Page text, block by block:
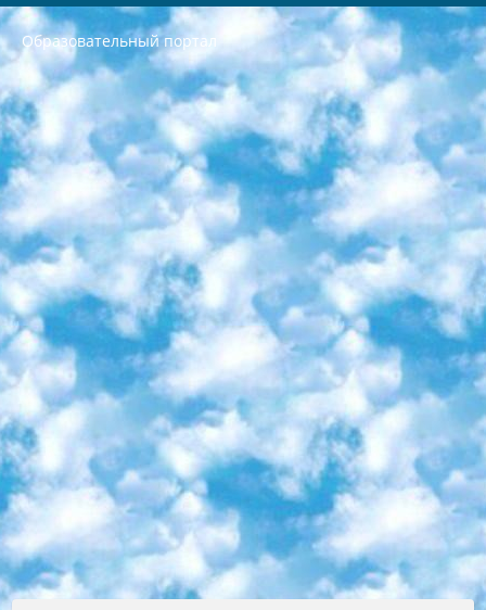
Образовательный портал
РЕСПУБЛИКА УЗБЕКИСТАН МИНИСТРЕРСТВО ДОШКОЛЬНОГО И ШКОЛЬНОГО ОБРАЗОВАНИЯ КОМАНДА в общеобразовательных учреждениях в 2023-2024 учебном году организация и проведение итоговой государственной аттестации обучающихся о Министра дошкольного и школьного образования Республики Узбекистан от 4 марта 2008 года (постановлением Минюста от 20 марта 2008 года № 1778 государственной регистрации) «Итоговое состояние учащихся общего среднего образования на основании положения об утверждении положения об аттестации общего среднего образования выпускной экзамен студентов в образовательных учреждениях в 2023-2024 учебном году В целях организации и прохождения аттестации приказываю: 1. Следующее: перечень предметов, по которым будет проводиться итоговая государственная аттестация и экзамен формы перевода согласно приложению 1; сертификаты международного образца, оценивающие уровень владения иностранными языками перечень согласно приложению 2; 2. Педагогический при специализированных образовательных учреждениях. научно-практический центр квалификации и международной оценки (Д.Давидова) 2024 г. До 25 марта: задания по предметам, по которым будет проводиться итоговая аттестация разработка и утверждение технических условий; итоговая аттестация на основании разработанного предметного задания разработка вопросов по предметам (устно и письменно), экзамен передача; общеобразовательные средние школы и специальные учебные заведения учащиеся выпускных классов школ и интернатов в агентской системе подготовка базы данных экзаменационных материалов и критериев оценки; перевод базы экзаменационных материалов на все языки обучения подать в Республиканский образовательный центр для изготовления; варианты экзаменов на основе разработанных контрольных материалов пусть будут поставлены задачи формирования. 3. Республиканский образовательный центр (Ш.Худайкулов) до 5 апреля 2024 года. до: база данных предоставленных экзаменационных материалов на все языки обучения перевод и экспертиза; для слепых, слабовидящих, глухих, слабослышащих и умственно отсталых детей учащиеся выпускных классов специализированных школ и школ-интернатов база данных экзаменационных материалов на всех преподаваемых языках подготовка критериев оценки; специализированные школы для умственно отсталых детей и технологии для учащихся выпускных классов школ-интернатов разработка соответствующих рекомендаций и критериев проведения ЕГЭ по естествознанию давать задания. 4. Педагогический при специализированных образовательных учреждениях. Научно-практический центр навыков и международной оценки (Д.Давидова), Республика образовательный центр (Худайкулов Ш.) итоговый государственный аттестационный экзамен ориентирован на творческое и логическое мышление при подготовке базы материалов учитывать введение заданий. 5. Следует отметить, что: сертификат государственного образца о знании общеобразовательного предмета и как минимум национальный уровень B1 по предметам на иностранных языках, указанным в Приложении 2. или международно признанный сертификат эквивалентного уровня студенты, изучающие определенный предмет, освобождаются от экзамена; по соответствующим предметам запланирована итоговая государственная аттестация за день до дня, путем жеребьевки Рабочей группой (в письменной форме по предметам, проводимым в форме) из числа сформированных вариантов выбрано 2 варианта; 2 выбранных варианта экзамена анонсированы на официальном сайте министерства и все выпускники по всей стране на основе этих вариантов проводит итоговую государственную аттестацию. 6. Государственное образование учащихся средних общеобразовательных учреждений. знания в соответствии с квалификационными требованиями, которые необходимо приобрести на основании стандартов итоговый (выпускной) контроль для 9 и 11 классов в целях тестирования Экзамены (далее – экзамены) состоят из предметов, перечисленных в приложении 1. будет сделано. 7. Экзамены пройдут с 26 мая по 15 июня 2024 г. (кроме науки физического воспитания). 8. Физическая для учащихся 9 классов общесредних образовательных учреждений. Экзамены по предмету «Образование, квалификация медицина» 1-6 мая 2024 года. сотрудники перевести под присмотр (с отклонениями в физическом или умственном развитии) специализированная школа для детей, школы-интернаты и со сколиозом школы-интернаты санаторного типа для больных детей исключены). 9. Он был слепым, слабовидящим и имел нарушения опорно-двигательного аппарата. экзамены в специализированных школах и интернатах для детей должны проводиться исходя из требований, предъявляемых к общеобразовательным учреждениям (физкультура кроме науки). 10. Специализированная школа для глухих и слабослышащих детей. и экзамены в интернатах и быть реализован в виде письменного теста по математике. 11. Специальность для умственно отсталых детей. Для 9 класса Родной язык и литературное письмо Государственный язык (язык обучения – узбекский). для неклассов) написано Математическое письмо Письменная/устная история Узбекистана Физическое воспитание практично Итоговый контроль Для 11 класса Написание родного языка и литературы (эссе) Математическое письмо Узбекский язык (обучение на узбекском языке) не посещающее общее среднее образование для учреждений)/Образовательное учреждение выбор письменный и устный Иностранный язык письменный/устный Письменная/устная история Узбекистана *По выбору студента:  Химия  Физика  Основы государственного права  География 10 бесплатных образовательных ресурсов - Мы составили подборку онлайн-проектов с интерактивными упражнениями, видеолекциями и статьями. Они помогут вам обрести новые и освежить старые знания бесплатно. 1. «ИНТУИТ» Старейшая образовательная площадка Рунета. Здесь вы найдёте сотни текстовых и видеокурсов на десятки различных тем — от программирования до психологии. Многие курсы подготовлены российскими университетами и крупными международными компаниями вроде Intel и Microsoft. Самостоятельное обучение бесплатное, но желающие могут оплатить услуги персональных наставников. 2. «Смартия» знакомит с актуальными профессиями и подсказывает, как им обучаться. Выбрав заинтересовавшую вас специальность — SMM-специалист, фотограф, веб-дизайнер или другую, — увидите список необходимых для неё умений. Чтобы вы могли освоить их самостоятельно, для каждого умения площадка отображает подборку ссылок на учебные материалы. Хотя «Смартия» ориентируется на русскоязычную аудиторию, часть контента всё же доступна только на английском. 3. «Лекторий Физтеха» Проект Московского физико-технического института (Физтеха). С его помощью вы можете смотреть онлайн серии лекций, записанные на видео в этом вузе. В числе доступных предметов — физика, биология, химия, информационные технологии и другие. К некоторым лекциям администрация ресурса прилагает готовые конспекты, которые можно скачивать в PDF-формате. 4. ITMOcourses Онлайн-площадка Санкт-Петербургского национального исследовательского университета информационных технологий, механики и оптики (ИТМО). Ресурс предоставляет свободный доступ к курсам, разработанным в этом вузе. Каталог материалов разбит на четыре категории: «Оптические системы и технологии», «Приборостроение и робототехника», «Информационные технологии» и «Биотехнологии». Курсы состоят из видеолекций, интерактивных демонстраций и заданий. 5. «КиберЛенинка» Электронная научная библиотека открытого доступа. Каталог площадки регулярно обрастает текстами статей из различных научных изданий. Сгруппированные по журналам и рубрикам публикации можно читать онлайн или скачивать целиком в PDF-формате. Проект нацелен на популяризацию науки за счёт открытого доступа к качественной информации. 6. «ПостНаука» На этом ресурсе публикуют подборки видеолекций, составленные экспертами из разных отраслей и объединённые общими темами. Среди них, к примеру, есть серии «Биоинформатика и геномика», «Культура средневековой Скандинавии» и Cinema Studies о теории кино. Каждая подборка лекций — логически связанная история, рассказанная экспертом от первого лица. Кроме того, на сайте появляются научно-образовательные статьи и тесты на разные темы. 7. «Newочём» Команда проекта «Newочём» отбирает самые интересные тексты из англоязычных СМИ и переводит те из них, за которые голосуют участники сообщества «ВКонтакте». По большей части это научно-популярные статьи. Редакторы придумывают лишь заголовки, в остальном содержание переводов соответствует оригиналам. Полные тексты можно читать прямо в социальной сети. 8. InternetUrok Онлайн-база материалов по основным дисциплинам школьной программы. Информация на сайте структурирована по классам, предметам и темам (урокам). Каждый урок состоит из видеолекций и конспектов. Есть также интерактивные тренажёры и тесты для закрепления пройденного материала. Даже если вы давно окончили школу, возможность повторить программу старших классов всегда может пригодиться. 9. Edutainme Ещё один ресурс об образовании. В отличие от Newtonew, как мне кажется, Edutainme больше ориентируется на представителей индустрии: педагогов, предпринимателей, разработчиков образовательных проектов. Но и любой, кто просто стремится к саморазвитию, найдёт на сайте много полезного и интересного для себя. Например, информацию о новых курсах и образовательных сервисах. 10. Newtonew Онлайн-медиа об образовании и обучении в широком смысле. Авторы Newtonew пишут об инструментах, заведениях, тактиках и стратегиях, которые помогают учить других и получать новые знания самостоятельно. На этой площадке вы найдёте новости, обзоры, аналитические мат